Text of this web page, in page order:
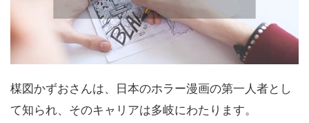
楳図かずおさんは、日本のホラー漫画の第一人者とし
て知られ、そのキャリアは多岐にわたります。